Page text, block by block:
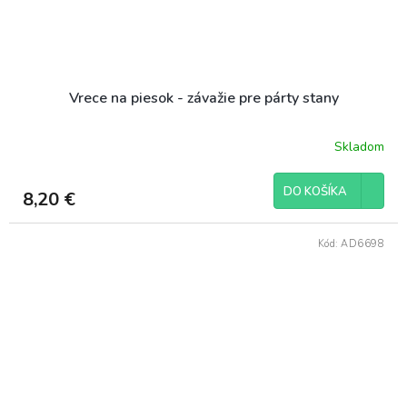
Vrece na piesok - závažie pre párty stany
Skladom
8,20 € DO KOŠÍKA
Kód: AD6698